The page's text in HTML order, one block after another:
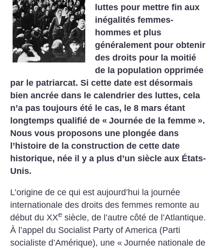
luttes pour mettre fin aux
inégalités femmes-
hommes et plus
généralement pour obtenir
des droits pour la moitié
de la population opprimée
par le patriarcat. Si cette date est désormais
bien ancrée dans le calendrier des luttes, cela
n’a pas toujours été le cas, le 8 mars étant
longtemps qualifié de « Journée de la femme ».
Nous vous proposons une plongée dans
l’histoire de la construction de cette date
historique, née il y a plus d’un siècle aux États-
Unis.
L’origine de ce qui est aujourd’hui la journée
internationale des droits des femmes remonte au
début du XXe siècle, de l’autre côté de l’Atlantique.
À l’appel du Socialist Party of America (Parti
socialiste d’Amérique), une « Journée nationale de